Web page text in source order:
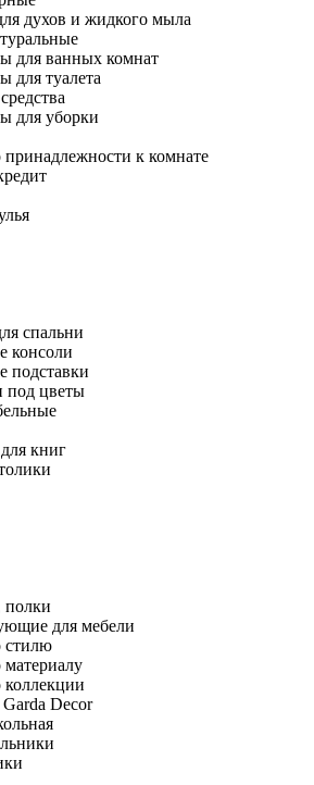
духов и жидкого мыла
для ванных комнат
для туалета
для уборки
к комнате
спальни
консоли
подставки
под цветы
книг
полки
для мебели
стилю
Decor